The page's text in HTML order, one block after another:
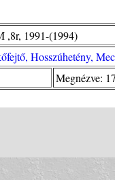
,8r, 1991-(1994)
Hosszúhetény,
Megnézve: